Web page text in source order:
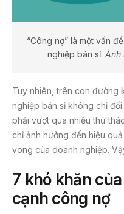
“Công nợ” là một vấn
nghiệp bán sỉ. Ảnh
Tuy nhiên, trên con đường
nghiệp bán sỉ không chỉ
phải vượt qua nhiều thử
chỉ ảnh hưởng đến hiệu
vong của doanh nghiệp.
7 khó khăn
cạnh công nợ